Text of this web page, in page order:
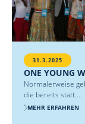
31.3.2025
ONE YOUNG
Normalerweise
die bereits statt....
MEHR ERFAHREN